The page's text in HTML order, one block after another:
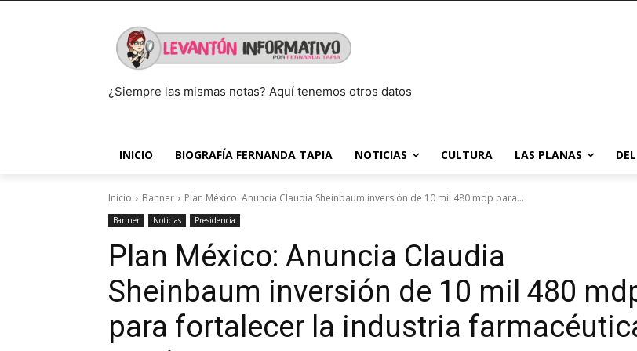
¿Siempre las mismas notas? Aquí tenemos otros datos
INICIO BIOGRAFÍA FERNANDA TAPIA NOTICIAS CULTURA LAS PLANAS
Inicio Banner Plan México: Anuncia Claudia Sheinbaum inversión de 10 mil 480 mdp para...
Banner Noticias Presidencia
Plan México: Anuncia Claudia
Sheinbaum inversión de 10 mil 480
para fortalecer la industria